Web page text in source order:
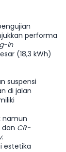
performa
in
(18,3 kWh)
suspensi
di jalan
namun
CR-
.
estetika